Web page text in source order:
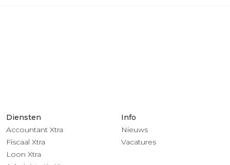
Diensten
Accountant Xtra
Fiscaal Xtra
Loon Xtra
Info
Nieuws
Vacatures